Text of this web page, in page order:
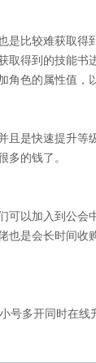
是比较难获取
取得到的技能
色的属性值，
且是快速提升
多的钱了。
可以加入到公
是会长时间收
号多开同时在